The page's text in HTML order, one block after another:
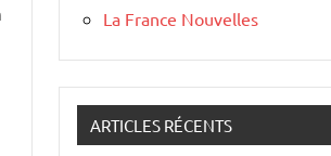
La France Nouvelles
ARTICLES RÉCENTS